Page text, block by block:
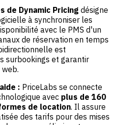
de Dynamic Pricing désigne
à synchroniser les
avec le PMS d'un
de réservation en temps
est
surbookings et garantir
: PriceLabs se connecte
avec plus de 160
de location. Il assure
des tarifs pour des mises